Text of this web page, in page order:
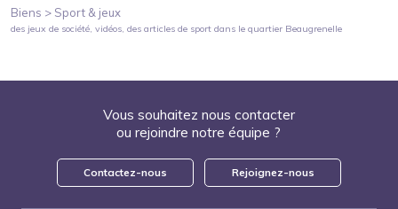
Biens > Sport & jeux
des jeux de société, vidéos, des articles de sport dans le quartier Beaugrenelle
Vous souhaitez nous contacter
ou rejoindre notre équipe ?
Contactez-nous Rejoignez-nous